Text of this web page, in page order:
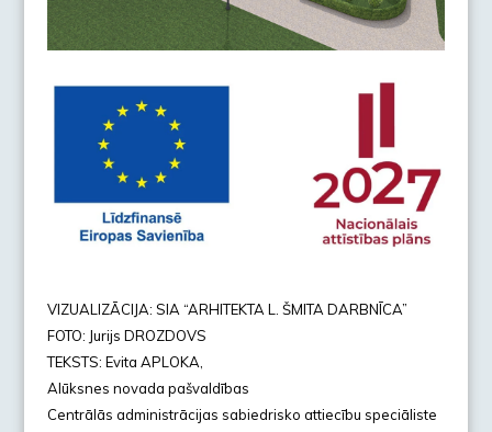
VIZUALIZĀCIJA: SIA “ARHITEKTA L. ŠMITA DARBNĪCA”
FOTO: Jurijs DROZDOVS
TEKSTS: Evita APLOKA,
Alūksnes novada pašvaldības
Centrālās administrācijas sabiedrisko attiecību speciāliste